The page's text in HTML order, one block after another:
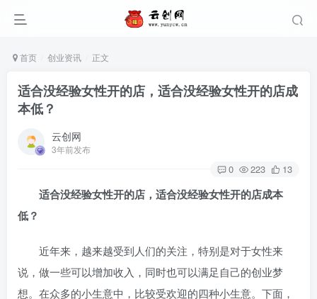
首页 创业资讯 正文
适合没经验女性开的店，适合没经验女性开的店成
本低？
云创网
3年前发布
0 223 13
适合没经验女性开的店，适合没经验女性开的店成本
低？
近年来，越来越受到人们的关注，特别是对于女性来
说，做一些可以增加收入，同时也可以满足自己的创业梦
想。在众多的小生意中，比较受欢迎的四种小生意。下面，